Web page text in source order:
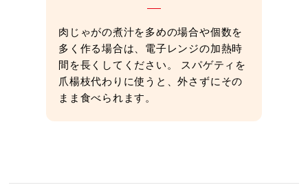
肉じゃがの煮汁を多めの場合や個数を
多く作る場合は、電子レンジの加熱時
間を長くしてください。 スパゲティを
爪楊枝代わりに使うと、外さずにその
まま食べられます。